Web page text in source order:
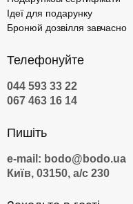
Ідеї для подарунку
Бронюй дозвілля завчасно
Телефонуйте
044 593 33 22
067 463 16 14
Пишіть
e-mail: bodo@bodo.ua
Київ, 03150, а/с 230